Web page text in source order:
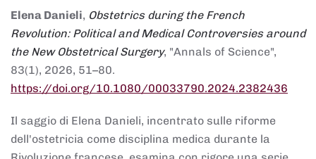
Elena Danieli, Obstetrics during the French
Revolution: Political and Medical Controversies around
the New Obstetrical Surgery, "Annals of Science",
83(1), 2026, 51–80.
https://doi.org/10.1080/00033790.2024.2382436
Il saggio di Elena Danieli, incentrato sulle riforme
dell'ostetricia come disciplina medica durante la